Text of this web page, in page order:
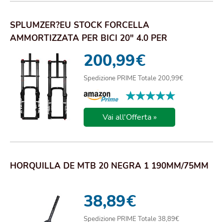
SPLUMZER?EU STOCK FORCELLA
AMMORTIZZATA PER BICI 20" 4.0 PER
MOUNTAIN BIKE AIR DOPPIA S...
200,99€
Spedizione PRIME Totale 200,99€
★★★★★
★★★★★
Vai all'Offerta »
HORQUILLA DE MTB 20 NEGRA 1 190MM/75MM
38,89€
Spedizione PRIME Totale 38,89€